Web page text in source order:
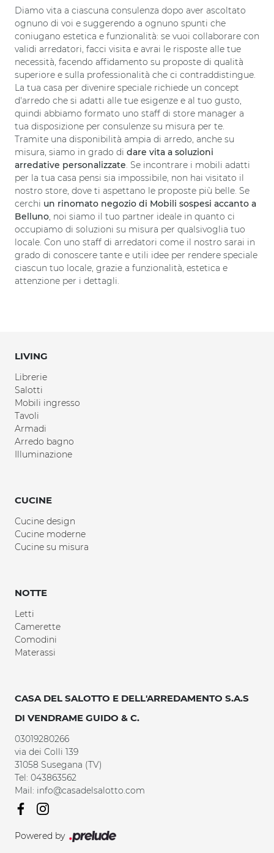
Diamo vita a ciascuna consulenza dopo aver ascoltato
ognuno di voi e suggerendo a ognuno spunti che
coniugano estetica e funzionalità: se vuoi collaborare con
validi arredatori, facci visita e avrai le risposte alle tue
necessità, facendo affidamento su proposte di qualità
superiore e sulla professionalità che ci contraddistingue.
La tua casa per divenire speciale richiede un concept
d'arredo che si adatti alle tue esigenze e al tuo gusto,
quindi abbiamo formato uno staff di store manager a
tua disposizione per consulenze su misura per te.
Tramite una disponibilità ampia di arredo, anche su
misura, siamo in grado di dare vita a soluzioni
arredative personalizzate. Se incontrare i mobili adatti
per la tua casa pensi sia impossibile, non hai visitato il
nostro store, dove ti aspettano le proposte più belle. Se
cerchi un rinomato negozio di Mobili sospesi accanto a
Belluno, noi siamo il tuo partner ideale in quanto ci
occupiamo di soluzioni su misura per qualsivoglia tuo
locale. Con uno staff di arredatori come il nostro sarai in
grado di conoscere tante e utili idee per rendere speciale
ciascun tuo locale, grazie a funzionalità, estetica e
attenzione per i dettagli.
LIVING
Librerie
Salotti
Mobili ingresso
Tavoli
Armadi
Arredo bagno
Illuminazione
CUCINE
Cucine design
Cucine moderne
Cucine su misura
NOTTE
Letti
Camerette
Comodini
Materassi
CASA DEL SALOTTO E DELL'ARREDAMENTO S.A.S
DI VENDRAME GUIDO & C.
03019280266
via dei Colli 139
31058 Susegana (TV)
Tel: 043863562
Mail: info@casadelsalotto.com
Powered by